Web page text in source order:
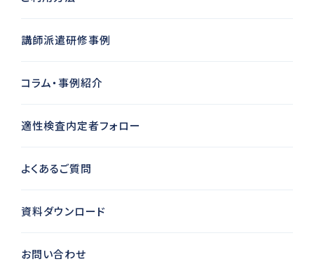
講師派遣研修事例
コラム・事例紹介
適性検査内定者フォロー
よくあるご質問
資料ダウンロード
お問い合わせ